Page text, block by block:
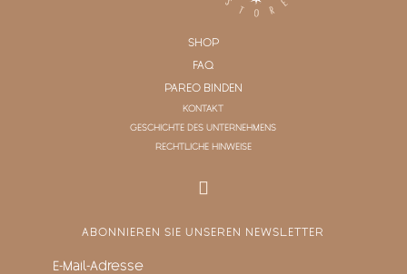
SHOP
FAQ
PAREO BINDEN
KONTAKT
GESCHICHTE DES UNTERNEHMENS
RECHTLICHE HINWEISE
ABONNIEREN SIE UNSEREN NEWSLETTER